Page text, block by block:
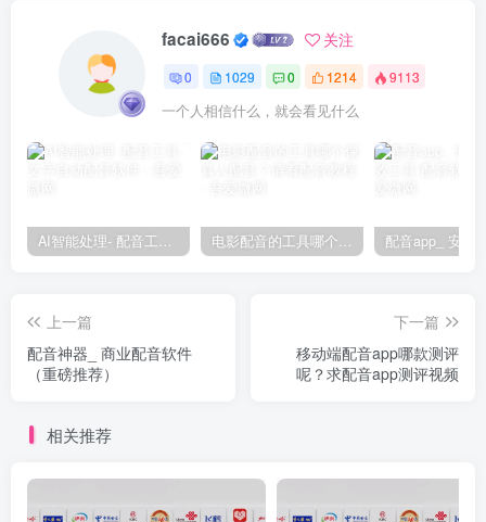
facai666 关注
0 1029 0 1214 9113
一个人相信什么，就会看见什么
AI智能处理- 配音工具- 文字自动配音软件 电影配音的工具哪个像真人配音？请看配音教程
上一篇
配音神器_ 商业配音软件
（重磅推荐）
下一篇
移动端配音app哪款测评
呢？求配音app测评视频
相关推荐